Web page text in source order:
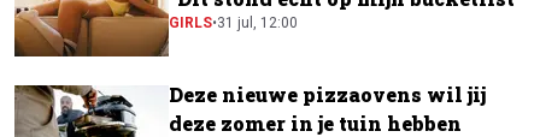
GIRLS•31 jul, 12:00
Deze nieuwe pizzaovens wil jij
deze zomer in je tuin hebben